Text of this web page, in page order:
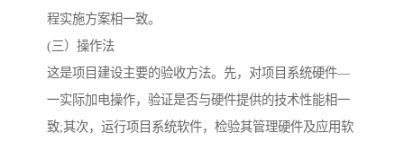
程实施方案相一致。
(三）操作法
这是项目建设主要的验收方法。先，对项目系统硬件—
一实际加电操作，验证是否与硬件提供的技术性能相一
致;其次，运行项目系统软件，检验其管理硬件及应用软